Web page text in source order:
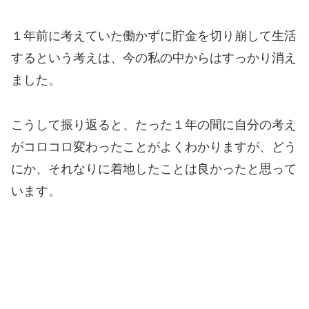
１年前に考えていた働かずに貯金を切り崩して生活
するという考えは、今の私の中からはすっかり消え
ました。
こうして振り返ると、たった１年の間に自分の考え
がコロコロ変わったことがよくわかりますが、どう
にか、それなりに着地したことは良かったと思って
います。